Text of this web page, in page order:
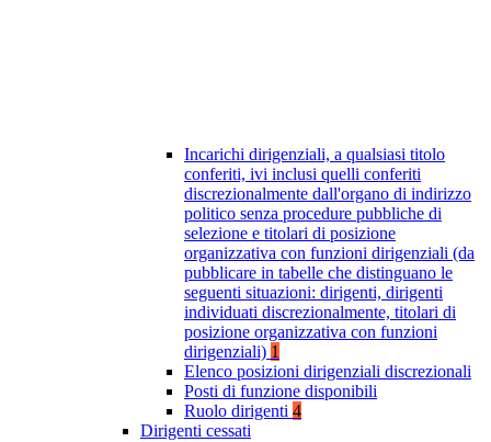
Incarichi dirigenziali, a qualsiasi titolo
conferiti, ivi inclusi quelli conferiti
discrezionalmente dall'organo di indirizzo
politico senza procedure pubbliche di
selezione e titolari di posizione
organizzativa con funzioni dirigenziali (da
pubblicare in tabelle che distinguano le
seguenti situazioni: dirigenti, dirigenti
individuati discrezionalmente, titolari di
posizione organizzativa con funzioni
dirigenziali) 1
Elenco posizioni dirigenziali discrezionali
Posti di funzione disponibili
Ruolo dirigenti 4
Dirigenti cessati